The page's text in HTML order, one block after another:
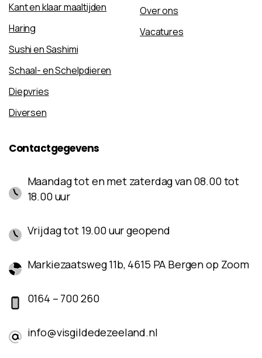
Kant en klaar maaltijden
Haring
Sushi en Sashimi
Schaal- en Schelpdieren
Diepvries
Diversen
Over ons
Vacatures
Contactgegevens
Maandag tot en met zaterdag van 08.00 tot
18.00 uur
Vrijdag tot 19.00 uur geopend
Markiezaatsweg 11b, 4615 PA Bergen op Zoom
0164 – 700 260
info@visgildedezeeland.nl